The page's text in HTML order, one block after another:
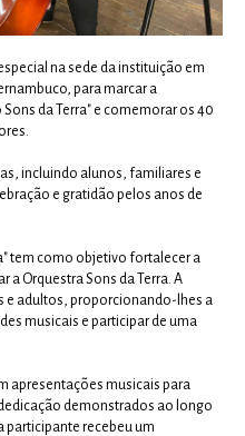
na sede da instituição em
para marcar a
da Terra" e comemorar os 40
incluindo alunos, familiares e
e gratidão pelos anos de
tem como objetivo fortalecer a
a Orquestra Sons da Terra. A
e adultos, proporcionando-lhes a
musicais e participar de uma
apresentações musicais para
demonstrados ao longo
participante recebeu um